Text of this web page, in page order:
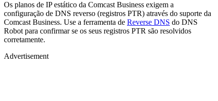
Os planos de IP estático da Comcast Business exigem a
configuração de DNS reverso (registros PTR) através do suporte da
Comcast Business. Use a ferramenta de Reverse DNS do DNS
Robot para confirmar se os seus registros PTR são resolvidos
corretamente.
Advertisement